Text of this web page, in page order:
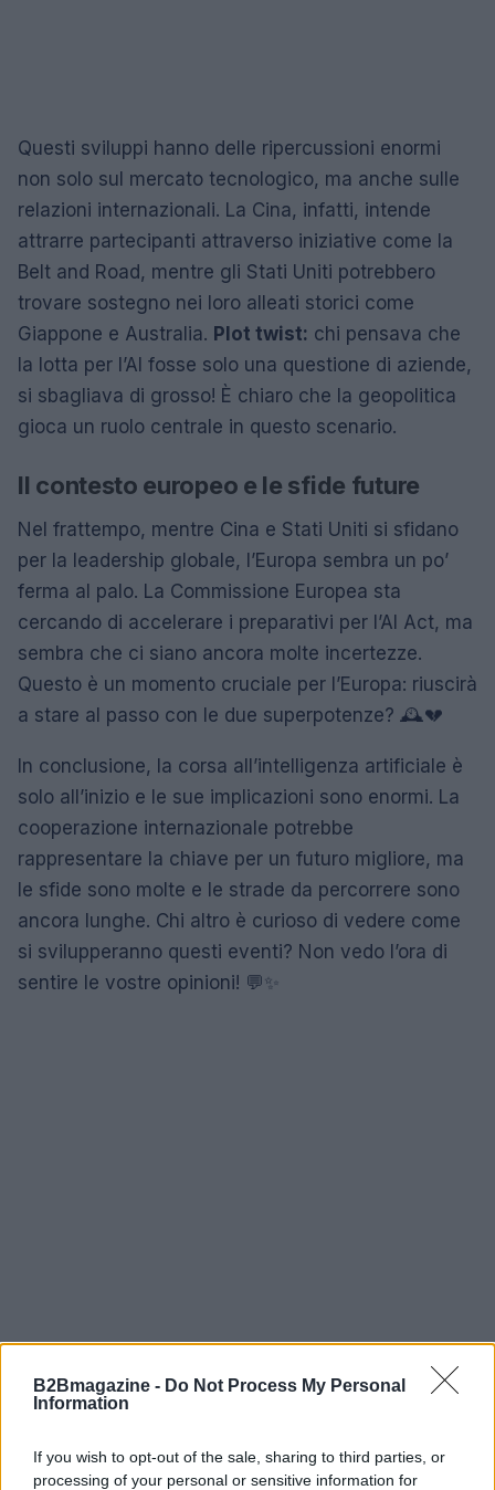
B2Bmagazine - Do Not Process My Personal
Information
If you wish to opt-out of the sale, sharing to third parties, or
processing of your personal or sensitive information for
Questi sviluppi hanno delle ripercussioni enormi
non solo sul mercato tecnologico, ma anche sulle
relazioni internazionali. La Cina, infatti, intende
attrarre partecipanti attraverso iniziative come la
Belt and Road, mentre gli Stati Uniti potrebbero
trovare sostegno nei loro alleati storici come
Giappone e Australia. Plot twist: chi pensava che
la lotta per l’AI fosse solo una questione di aziende,
si sbagliava di grosso! È chiaro che la geopolitica
gioca un ruolo centrale in questo scenario.
Il contesto europeo e le sfide future
Nel frattempo, mentre Cina e Stati Uniti si sfidano
per la leadership globale, l’Europa sembra un po’
ferma al palo. La Commissione Europea sta
cercando di accelerare i preparativi per l’AI Act, ma
sembra che ci siano ancora molte incertezze.
Questo è un momento cruciale per l’Europa: riuscirà
a stare al passo con le due superpotenze? 🕰️💔
In conclusione, la corsa all’intelligenza artificiale è
solo all’inizio e le sue implicazioni sono enormi. La
cooperazione internazionale potrebbe
rappresentare la chiave per un futuro migliore, ma
le sfide sono molte e le strade da percorrere sono
ancora lunghe. Chi altro è curioso di vedere come
si svilupperanno questi eventi? Non vedo l’ora di
sentire le vostre opinioni! 💬✨
AiAdhubMedia